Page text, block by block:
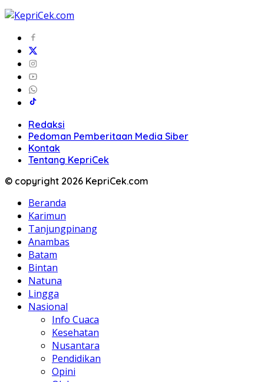
Redaksi
Pedoman Pemberitaan Media Siber
Kontak
Tentang KepriCek
© copyright 2026 KepriCek.com
Beranda
Karimun
Tanjungpinang
Anambas
Batam
Bintan
Natuna
Lingga
Nasional
Info Cuaca
Kesehatan
Nusantara
Pendidikan
Opini